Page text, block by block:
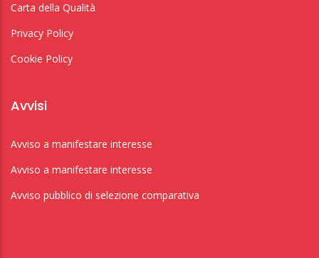
Carta della Qualità
Privacy Policy
Cookie Policy
Avvisi
Avviso a manifestare interesse
Avviso a manifestare interesse
Avviso pubblico di selezione comparativa